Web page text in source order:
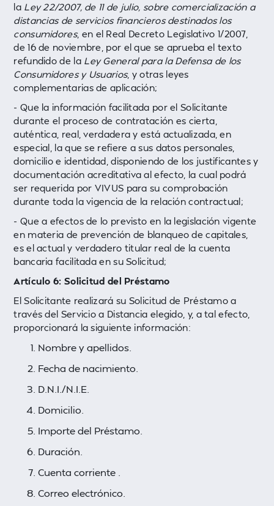
la Ley 22/2007, de 11 de julio, sobre comercialización a
distancias de servicios financieros destinados los
consumidores, en el Real Decreto Legislativo 1/2007,
de 16 de noviembre, por el que se aprueba el texto
refundido de la Ley General para la Defensa de los
Consumidores y Usuarios, y otras leyes
complementarias de aplicación;
- Que la información facilitada por el Solicitante
durante el proceso de contratación es cierta,
auténtica, real, verdadera y está actualizada, en
especial, la que se refiere a sus datos personales,
domicilio e identidad, disponiendo de los justificantes y
documentación acreditativa al efecto, la cual podrá
ser requerida por VIVUS para su comprobación
durante toda la vigencia de la relación contractual;
- Que a efectos de lo previsto en la legislación vigente
en materia de prevención de blanqueo de capitales,
es el actual y verdadero titular real de la cuenta
bancaria facilitada en su Solicitud;
Artículo 6: Solicitud del Préstamo
El Solicitante realizará su Solicitud de Préstamo a
través del Servicio a Distancia elegido, y, a tal efecto,
proporcionará la siguiente información:
Nombre y apellidos.
Fecha de nacimiento.
D.N.I./N.I.E.
Domicilio.
Importe del Préstamo.
Duración.
Cuenta corriente .
Correo electrónico.